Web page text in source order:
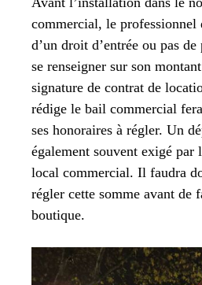
commercial, le professionnel
d’un droit d’entrée ou pas
se renseigner sur son
signature de contrat de
rédige le bail commercial
ses honoraires à régler. Un
également souvent exigé par
local commercial. Il faudra
régler cette somme avant de
boutique.